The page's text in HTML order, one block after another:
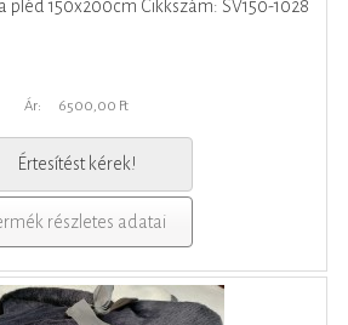
pléd 150x200cm Cikkszám: SV150-1028
Ár: 6500,00 Ft
Értesítést kérek!
részletes adatai